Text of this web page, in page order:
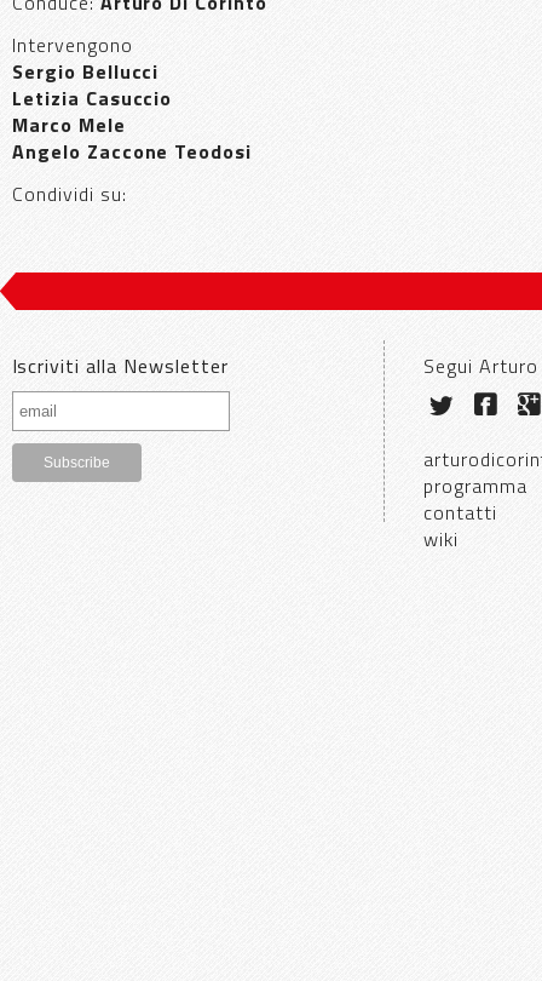
Intervengono
Sergio Bellucci
Letizia Casuccio
Marco Mele
Angelo Zaccone Teodosi
Condividi su:
Iscriviti alla Newsletter Segui
programma
contatti
wiki